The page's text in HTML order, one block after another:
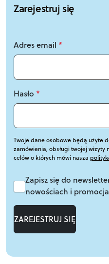
Zarejestruj się
Adres email *
Hasło *
Twoje dane osobowe będą użyte
zamówienia, obsługi twojej wizyty
celów o których mówi nasza
Zapisz się do
nowościach i
ZAREJESTRUJ SIĘ
lt